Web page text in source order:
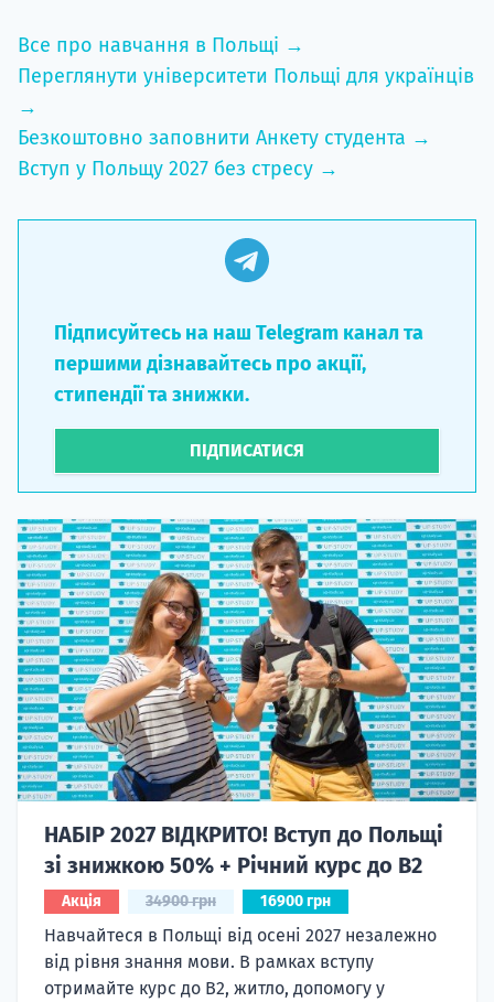
Все про навчання в Польщі →
Переглянути університети Польщі для українців
→
Безкоштовно заповнити Анкету студента →
Вступ у Польщу 2027 без стресу →
Підписуйтесь на наш Telegram канал та
першими дізнавайтесь про акції,
стипендії та знижки.
ПІДПИСАТИСЯ
НАБІР 2027 ВІДКРИТО! Вступ до Польщі
зі знижкою 50% + Річний курс до B2
Акція 34900 грн 16900 грн
Навчайтеся в Польщі від осені 2027 незалежно
від рівня знання мови. В рамках вступу
отримайте курс до B2, житло, допомогу у